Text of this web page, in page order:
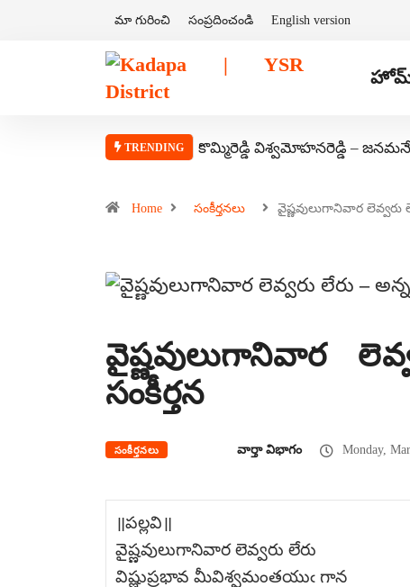
మా గురించి సంప్రదించండి English version
TRENDING కొమ్మిరెడ్డి విశ్వమోహనరెడ్డి –
Home సంకీర్తనలు వైష్ణవులుగానివార లెవ్వరు
వైష్ణవులుగానివార
సంకీర్తన
సంకీర్తనలు వార్తా విభాగం Monday,
॥పల్లవి॥
వైష్ణవులుగానివార లెవ్వరు లేరు
విష్ణుప్రభావ మీవిశ్వమంతయుఁ గాన